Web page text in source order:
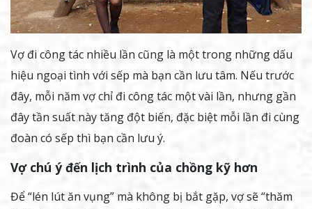
Vợ đi công tác nhiều lần cũng là một trong những dấu
hiệu ngoại tình với sếp mà bạn cần lưu tâm. Nếu trước
đây, mỗi năm vợ chỉ đi công tác một vài lần, nhưng gần
đây tần suất này tăng đột biến, đặc biệt mỗi lần đi cùng
đoàn có sếp thì bạn cần lưu ý.
Vợ chú ý đến lịch trình của chồng kỹ hơn
Để “lén lút ăn vụng” mà không bị bắt gặp, vợ sẽ “thăm